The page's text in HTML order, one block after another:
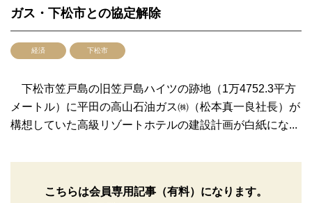
ガス・下松市との協定解除
経済 下松市
下松市笠戸島の旧笠戸島ハイツの跡地（1万4752.3平方
メートル）に平田の高山石油ガス㈱（松本真一良社長）が
構想していた高級リゾートホテルの建設計画が白紙にな...
こちらは会員専用記事（有料）になります。